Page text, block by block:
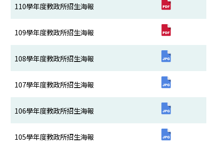
110學年度教政所招生海報
109學年度教政所招生海報
108學年度教政所招生海報
107學年度教政所招生海報
106學年度教政所招生海報
105學年度教政所招生海報